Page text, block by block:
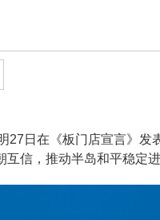
27日在《板门店宣言》发
信，推动半岛和平稳定进